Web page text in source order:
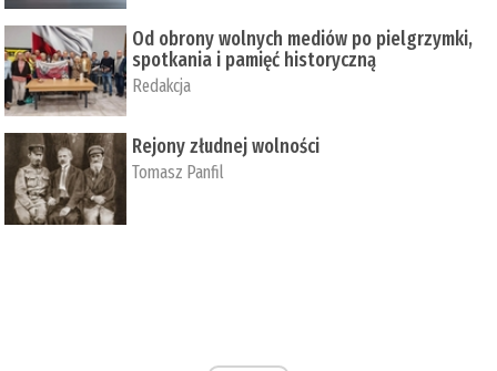
Od obrony wolnych mediów po pielgrzymki,
spotkania i pamięć historyczną
Redakcja
Rejony złudnej wolności
Tomasz Panfil